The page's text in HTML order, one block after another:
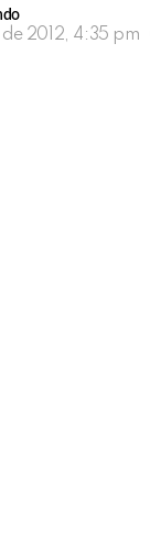
de 2012, 4:35 pm